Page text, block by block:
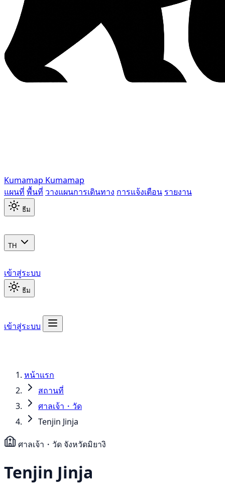
Kumamap Kumamap
แผนที่ พื้นที่ วางแผนการเดินทาง การแจ้งเตือน รายงาน
ธีม
TH
เข้าสู่ระบบ
ธีม
เข้าสู่ระบบ
หน้าแรก
สถานที่
ศาลเจ้า・วัด
Tenjin Jinja
ศาลเจ้า・วัด จังหวัดมิยางิ
Tenjin Jinja